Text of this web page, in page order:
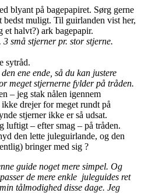
blyant på bagepapiret. Sørg gerne
bedst muligt. Til guirlanden vist her,
et halvt?) ark bagepapir.
små stjerner pr. stor stjerne.
sytråd.
ene ende, så du kan justere
meget stjernerne fylder på tråden.
– jeg stak nålen igennem
ikke drejer for meget rundt på
stjerner ikke er så udsat.
luftigt – efter smag – på tråden.
den lette juleguirlande, og den
bringer med sig ?
guide noget mere simpel. Og
, passer de mere enkle juleguides ret
tålmodighed disse dage. Jeg